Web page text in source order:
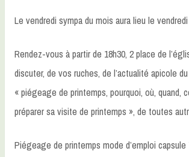
Le vendredi sympa du mois aura lieu le
Rendez-vous à partir de 18h30, 2 place de
discuter, de vos ruches, de l’actualité apicole
« piégeage de printemps, pourquoi, où, quand,
préparer sa visite de printemps », de toutes
Piégeage de printemps mode d’emploi capsule